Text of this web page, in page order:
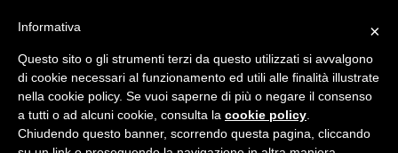
1
×
Informativa
Questo sito o gli strumenti terzi da questo utilizzati si avvalgono
di cookie necessari al funzionamento ed utili alle finalità illustrate
nella cookie policy. Se vuoi saperne di più o negare il consenso
a tutti o ad alcuni cookie, consulta la cookie policy
Chiudendo questo banner, scorrendo questa pagina, cliccando